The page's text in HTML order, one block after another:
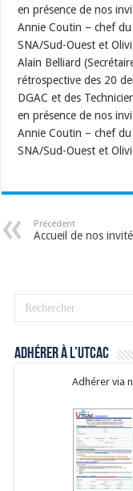
en présence de nos
Annie Coutin – chef
SNA/Sud-Ouest et
Alain Belliard
rétrospective des 20
DGAC et des
en présence de nos
Annie Coutin – chef
SNA/Sud-Ouest et
Précédent
Accueil de nos
Adhérer à l’UTCAC
Adhérer via